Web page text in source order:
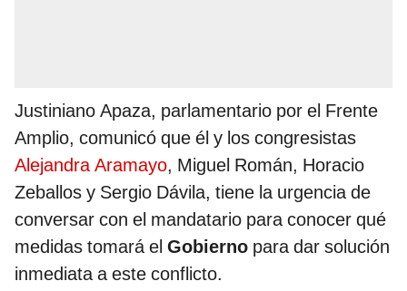
Justiniano Apaza, parlamentario por el Frente
Amplio, comunicó que él y los congresistas
Alejandra Aramayo, Miguel Román, Horacio
Zeballos y Sergio Dávila, tiene la urgencia de
conversar con el mandatario para conocer qué
medidas tomará el Gobierno para dar solución
inmediata a este conflicto.